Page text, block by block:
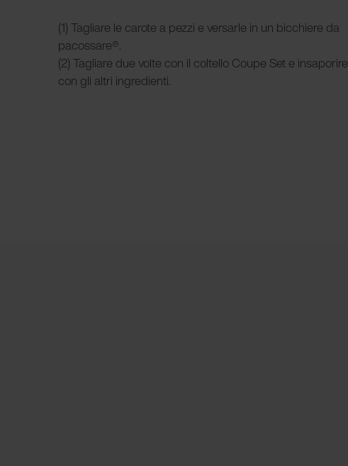
(1) Tagliare le carote a pezzi e versarle in un bicchiere da
pacossare®.
(2) Tagliare due volte con il coltello Coupe Set e insaporire
con gli altri ingredienti.